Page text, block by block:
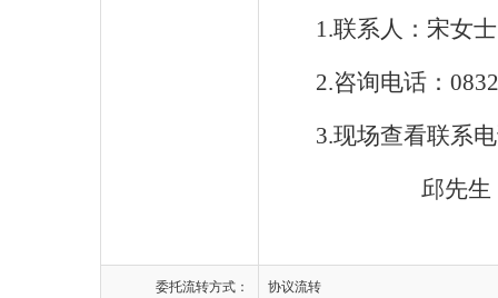
1.联系人： 宋女士
2.咨询电话：
3.现场查看联系
邱先生
委托流转方式： 协议流转